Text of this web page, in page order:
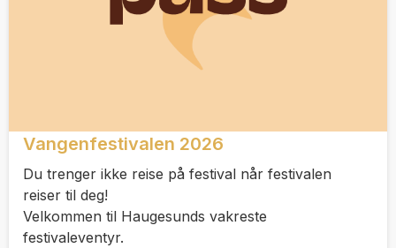
Vangenfestivalen 2026
Du trenger ikke reise på festival når festivalen
reiser til deg!
Velkommen til Haugesunds vakreste
festivaleventyr.